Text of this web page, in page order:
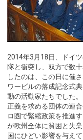
2014年3月18日、ドイ
隊と衝突し、双方で数
したのは、この日に催
ワービルの落成記念式
動の活動家たちでした
正義を求める団体の連
ロ圏で緊縮政策を推進
が欧州全体に貧困と失
国にひどい影響を与え